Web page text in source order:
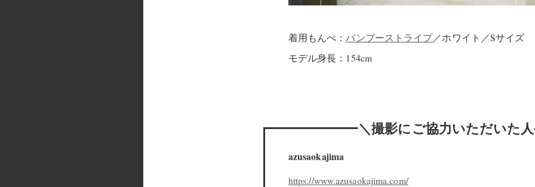
着用もんぺ：バンブーストライプ／ホワイト／Sサイズ
モデル身長：154cm
＼撮影にご協力いただいた
azusaokajima
https://www.azusaokajima.com/